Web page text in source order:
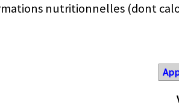
nutritionnelles (dont